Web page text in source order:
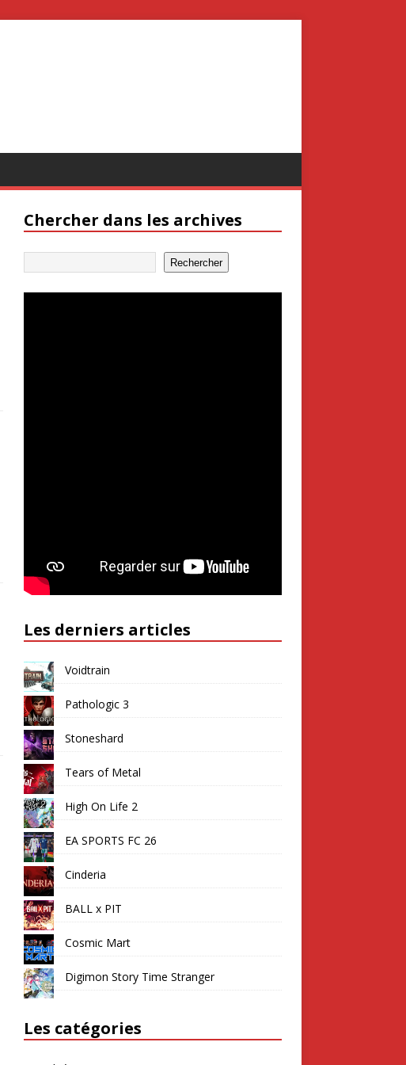
Chercher dans les archives
Rechercher
Les derniers articles
Voidtrain
Pathologic 3
Stoneshard
Tears of Metal
High On Life 2
EA SPORTS FC 26
Cinderia
BALL x PIT
Cosmic Mart
Digimon Story Time Stranger
Les catégories